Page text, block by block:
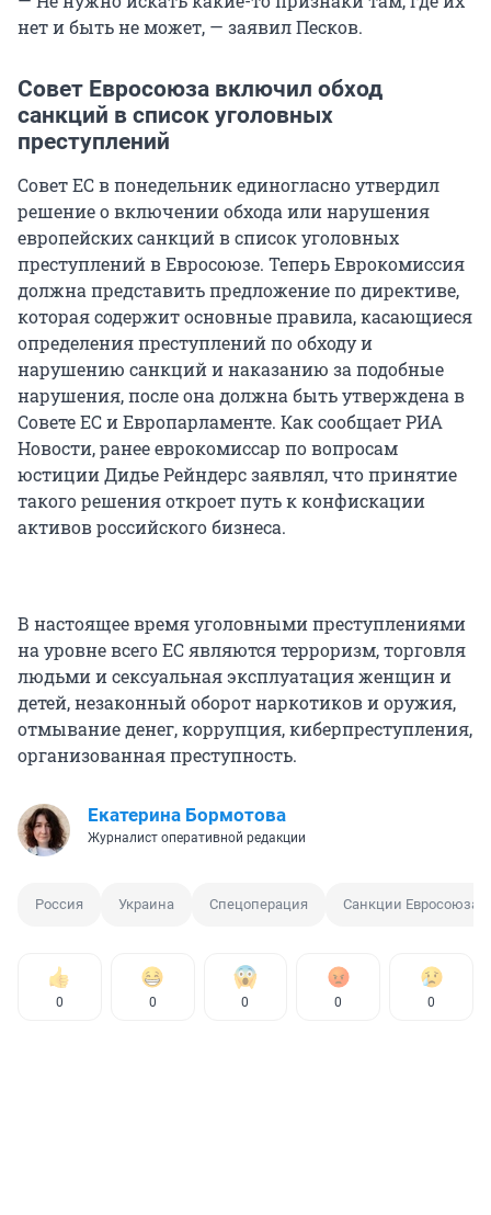
нет и быть не может, — заявил Песков.
Совет Евросоюза включил обход
санкций в список уголовных
преступлений
Совет ЕС в понедельник единогласно утвердил
решение о включении обхода или нарушения
европейских санкций в список уголовных
преступлений в Евросоюзе. Теперь Еврокомиссия
должна представить предложение по директиве,
которая содержит основные правила, касающиеся
определения преступлений по обходу и
нарушению санкций и наказанию за подобные
нарушения, после она должна быть утверждена в
Совете ЕС и Европарламенте. Как сообщает РИА
Новости, ранее еврокомиссар по вопросам
юстиции Дидье Рейндерс заявлял, что принятие
такого решения откроет путь к конфискации
активов российского бизнеса.
В настоящее время уголовными преступлениями
на уровне всего ЕС являются терроризм, торговля
людьми и сексуальная эксплуатация женщин и
детей, незаконный оборот наркотиков и оружия,
отмывание денег, коррупция, киберпреступления,
организованная преступность.
Екатерина Бормотова
Журналист оперативной редакции
Россия Украина Спецоперация Санкции Евросоюза
0 0 0 0 0